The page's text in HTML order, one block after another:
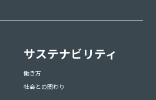
サステナビリティ
働き方
社会との関わり